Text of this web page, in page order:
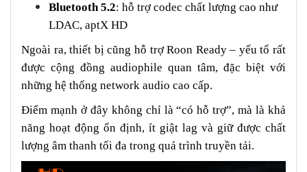
Bluetooth 5.2: hỗ trợ codec chất lượng cao như
LDAC, aptX HD
Ngoài ra, thiết bị cũng hỗ trợ Roon Ready – yếu tố rất
được cộng đồng audiophile quan tâm, đặc biệt với
những hệ thống network audio cao cấp.
Điểm mạnh ở đây không chỉ là “có hỗ trợ”, mà là khả
năng hoạt động ổn định, ít giật lag và giữ được chất
lượng âm thanh tối đa trong quá trình truyền tải.